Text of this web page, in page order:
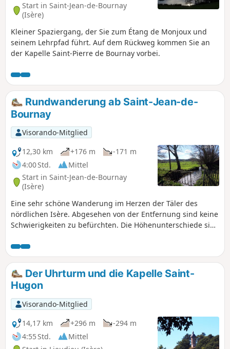
Start in Saint-Jean-de-Bournay
(Isère)
Kleiner Spaziergang, der Sie zum Étang de Monjoux und
seinem Lehrpfad führt. Auf dem Rückweg kommen Sie an
der Kapelle Saint-Pierre de Bournay vorbei.
Rundwanderung ab Saint-Jean-de-
Bournay
Visorando-Mitglied
12,30 km
+176 m
-171 m
4:00 Std.
Mittel
Start in Saint-Jean-de-Bournay
(Isère)
Eine sehr schöne Wanderung im Herzen der Täler des
nördlichen Isère. Abgesehen von der Entfernung sind keine
Schwierigkeiten zu befürchten. Die Höhenunterschiede sind
zwischen Saint-Jean-de-Bournay, Artas und Charantonnay.
Der Uhrturm und die Kapelle Saint-
Hugon
Visorando-Mitglied
14,17 km
+296 m
-294 m
4:55 Std.
Mittel